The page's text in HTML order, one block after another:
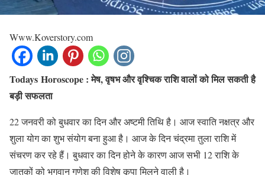
Www.Koverstory.com
Todays Horoscope :मेष,वृषभऔरवृश्चिकराशिवालोंकोमिलसकतीहै
बड़ीसफलता
22 जनवरी को बुधवार का दिन और अष्टमी तिथि है। आज स्वाति नक्षत्र और
शुला योग का शुभ संयोग बना हुआ है। आज के दिन चंद्रमा तुला राशि में
संचरण कर रहे हैं। बुधवार का दिन होने के कारण आज सभी 12 राशि के
जातकों को भगवान गणेश की विशेष कृपा मिलने वाली है।